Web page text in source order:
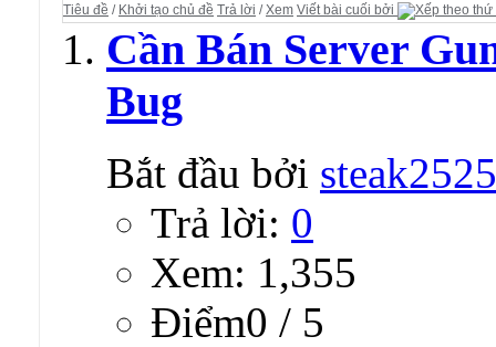
Tiêu đề / Khởi tạo chủ đề Trả lời /Xem Viết bài cuối bởi
Cần Bán Server
Bug
Bắt đầu bởi
Trả lời: 0
Xem: 1,355
Ðiểm0 / 5